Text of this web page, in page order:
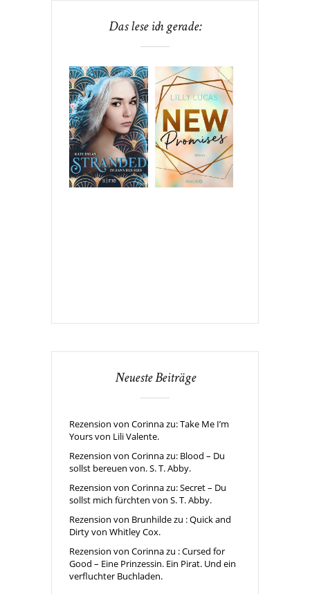
Das lese ich gerade:
Neueste Beiträge
Rezension von Corinna zu: Take Me I’m
Yours von Lili Valente.
Rezension von Corinna zu: Blood – Du
sollst bereuen von. S. T. Abby.
Rezension von Corinna zu: Secret – Du
sollst mich fürchten von S. T. Abby.
Rezension von Brunhilde zu : Quick and
Dirty von Whitley Cox.
Rezension von Corinna zu : Cursed for
Good – Eine Prinzessin. Ein Pirat. Und ein
verfluchter Buchladen.